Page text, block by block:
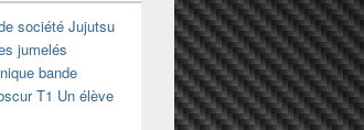
société Jujutsu
jumelés
bande
T1 Un élève